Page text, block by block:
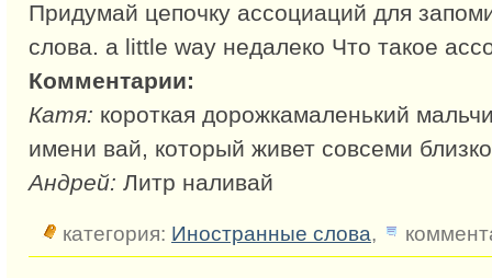
Придумай цепочку ассоциаций для
слова. a little way недалеко Что такое
Комментарии:
Катя: короткая дорожкамаленький
имени вай, который живет совсеми близко
Андрей: Литр наливай
категория: Иностранные слова,